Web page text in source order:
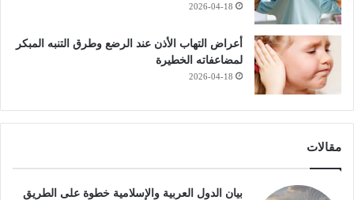
2026-04-18
أعراض التهاب الأذن عند الرضع وطرق التنبه المبكر
لمضاعفاته الخطيرة
2026-04-18
مقالات
بيان الدول العربية والإسلامية خطوة على الطريق